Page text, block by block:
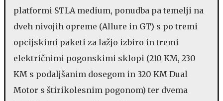
platformi STLA medium, ponudba pa temelji na
dveh nivojih opreme (Allure in GT) s po tremi
opcijskimi paketi za lažjo izbiro in tremi
električnimi pogonskimi sklopi (210 KM, 230
KM s podaljšanim dosegom in 320 KM Dual
Motor s štirikolesnim pogonom) ter dvema